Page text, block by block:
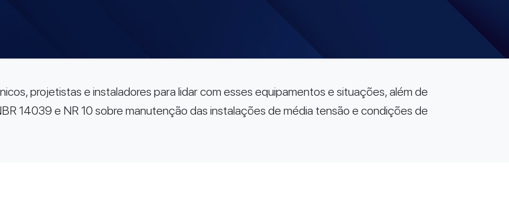
projetistas e instaladores para lidar com esses equipamentos e situações, além de
14039 e NR 10 sobre manutenção das instalações de média tensão e condições de